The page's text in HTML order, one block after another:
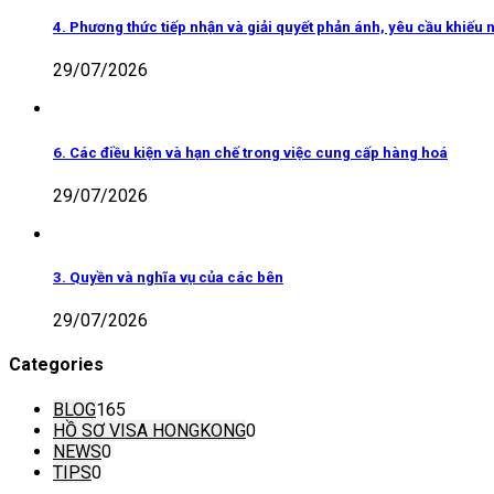
4. Phương thức tiếp nhận và giải quyết phản ánh, yêu cầu khiếu
29/07/2026
6. Các điều kiện và hạn chế trong việc cung cấp hàng hoá
29/07/2026
3. Quyền và nghĩa vụ của các bên
29/07/2026
Categories
BLOG165
HỒ SƠ VISA HONGKONG0
NEWS0
TIPS0